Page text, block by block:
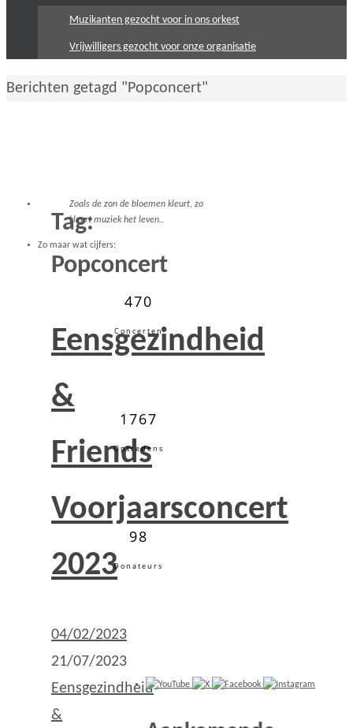
Muzikanten gezocht voor in ons orkest
Vrijwilligers gezocht voor onze organisatie
Home
Berichten getagd "Popconcert"
Tag:
Popconcert
Eensgezindheid
&
Friends
Voorjaarsconcert
2023
04/02/2023
21/07/2023
Eensgezindheid
&
Zoals de zon de bloemen kleurt, zo
kleurt muziek het leven..
Zo maar wat cijfers:
470
Concerten
1767
Optredens
98
Donateurs